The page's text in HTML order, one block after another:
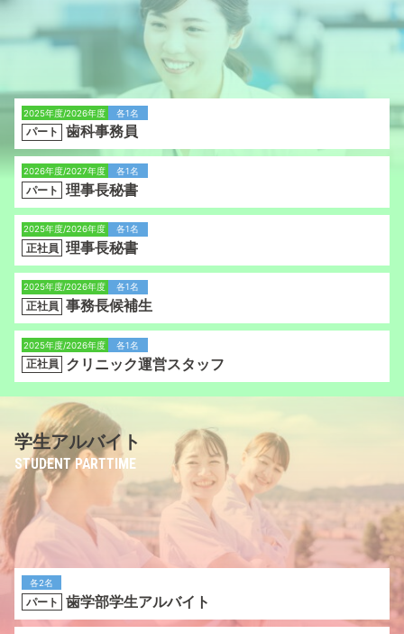
2025年度/2026年度 各1名
パート 歯科事務員
2026年度/2027年度 各1名
パート 理事長秘書
2025年度/2026年度 各1名
正社員 理事長秘書
2025年度/2026年度 各1名
正社員 事務長候補生
2025年度/2026年度 各1名
正社員 クリニック運営スタッフ
学生アルバイト
STUDENT PARTTIME
各2名
パート 歯学部学生アルバイト